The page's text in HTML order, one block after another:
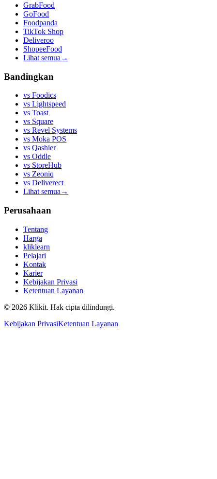
GrabFood
GoFood
Foodpanda
TikTok Shop
Deliveroo
ShopeeFood
Lihat semua →
Bandingkan
vs Foodics
vs Lightspeed
vs Toast
vs Square
vs Revel Systems
vs Moka POS
vs Qashier
vs Oddle
vs StoreHub
vs Zeoniq
vs Deliverect
Lihat semua →
Perusahaan
Tentang
Harga
kliklearn
Pelajari
Kontak
Karier
Kebijakan Privasi
Ketentuan Layanan
© 2026 Klikit. Hak cipta dilindungi.
Kebijakan PrivasiKetentuan Layanan